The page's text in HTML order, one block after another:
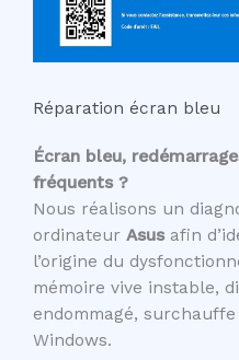
Réparation écran bleu
Écran bleu,
fréquents ?
Nous réalisons un
ordinateur Asusafin
l’origine du
mémoire vive instable,
endommagé,
Windows.